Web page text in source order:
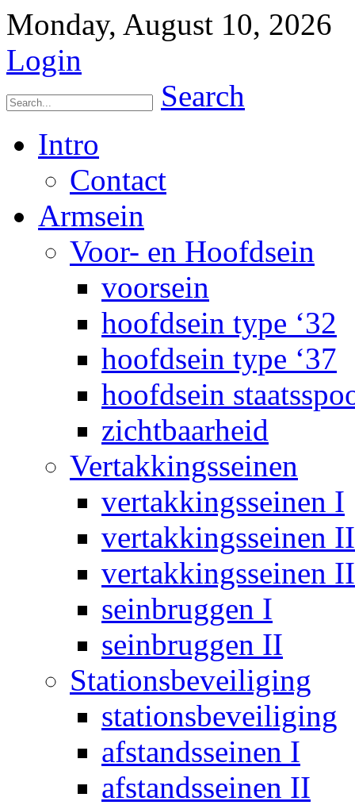
Monday, August 10, 2026
Login
Search
Intro
Contact
Armsein
Voor- en Hoofdsein
voorsein
hoofdsein type ‘32
hoofdsein type ‘37
hoofdsein
zichtbaarheid
Vertakkingsseinen
vertakkingsseinen I
vertakkingsseinen II
vertakkingsseinen
seinbruggen I
seinbruggen II
Stationsbeveiliging
stationsbeveiliging
afstandsseinen I
afstandsseinen II